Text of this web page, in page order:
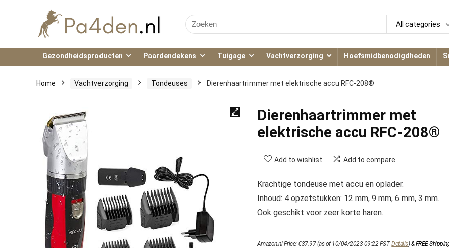
Search
for:
All categories
Gezondheidsproducten Paardendekens Tuigage Vachtverzorging Hoefsmidbenodigdheden
Home Vachtverzorging Tondeuses Dierenhaartrimmer met elektrische accu RFC-208®
Dierenhaartrimmer met
elektrische accu RFC-208®
Add to wishlist Add to compare
Krachtige tondeuse met accu en oplader.
Inhoud: 4 opzetstukken: 12 mm, 9 mm, 6 mm, 3 mm.
Ook geschikt voor zeer korte haren.
Amazon.nl Price:€37.97(as of 10/04/2023 09:22 PST-Details)&FREE